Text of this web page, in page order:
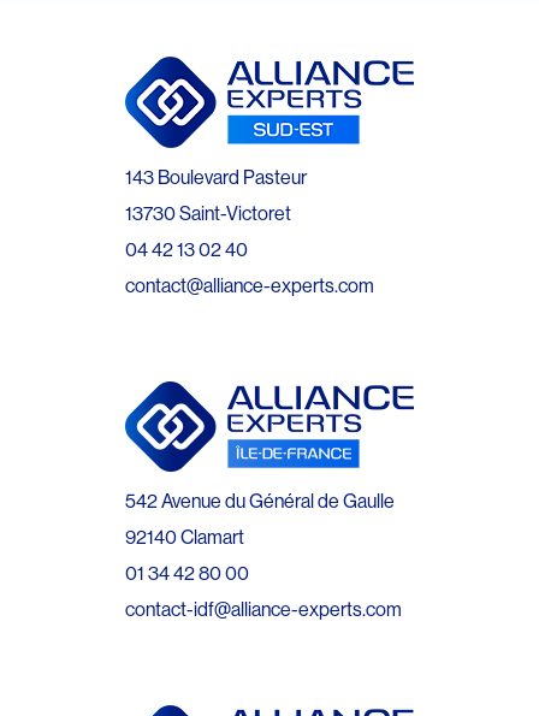
143 Boulevard Pasteur
13730 Saint-Victoret
04 42 13 02 40
contact@alliance-experts.com
542 Avenue du Général de Gaulle
92140 Clamart
01 34 42 80 00
contact-idf@alliance-experts.com